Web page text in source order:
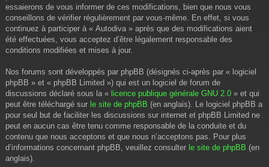
essaierons de vous informer de ces modifications, bien que nous vous
conseillons de vérifier régulièrement par vous-même. En effet, si vous
continuez à participer à « Autodiva » après que des modifications aient
été effectuées, vous acceptez d’être légalement responsable des
conditions modifiées et mises à jour.
Nos forums sont développés par phpBB (désignés ci-après par « logiciel
phpBB » et « phpBB Limited ») qui est un logiciel de forum de
discussions déclaré sous la « licence publique générale GNU 2.0 » et qui
peut être téléchargé sur le site de phpBB (en anglais). Le logiciel phpBB a
pour seul but de faciliter les discussions sur internet et phpBB Limited ne
peut en aucun cas être tenu comme responsable de la conduite et du
contenu que nous acceptons et que nous n’acceptons pas. Pour plus
d’informations concernant phpBB, veuillez consulter le site de phpBB (en
anglais).